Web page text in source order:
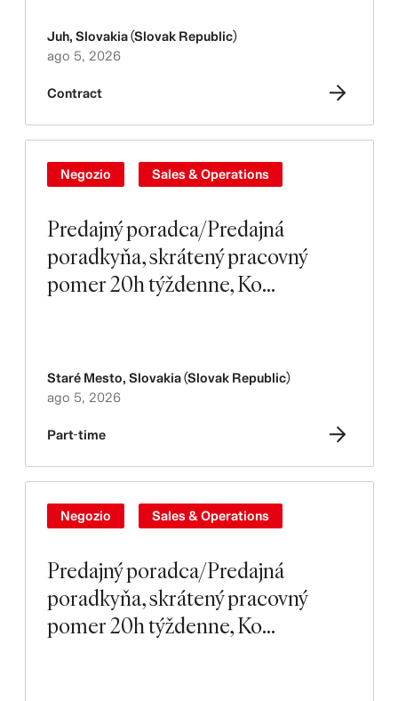
Juh, Slovakia (Slovak Republic)
ago 5, 2026
Contract
Predajný poradca/Predajná
poradkyňa, skrátený pracovný
pomer 20h týždenne, Ko...
Negozio Sales & Operations
Staré Mesto, Slovakia (Slovak Republic)
ago 5, 2026
Part-time
Predajný poradca/Predajná
poradkyňa, skrátený pracovný
pomer 20h týždenne, Ko...
Negozio Sales & Operations